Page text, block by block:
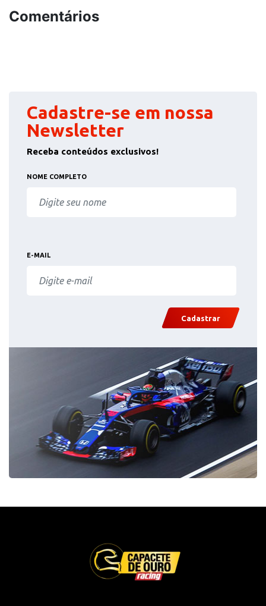
Comentários
Cadastre-se em nossa
Newsletter
Receba conteúdos exclusivos!
NOME COMPLETO
E-MAIL
Cadastrar